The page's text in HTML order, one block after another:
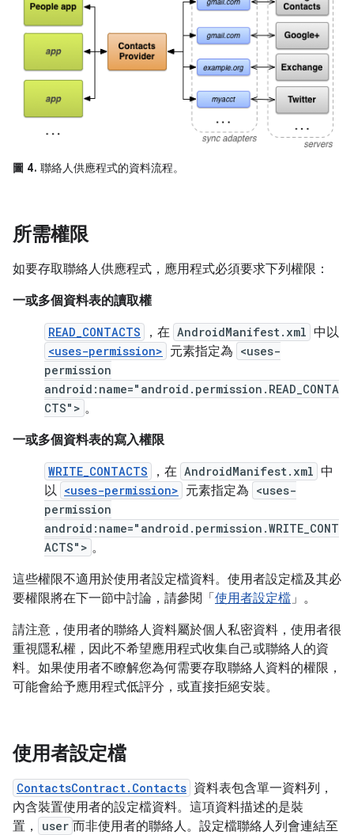
圖 4. 聯絡人供應程式的資料流程。
所需權限
如要存取聯絡人供應程式，應用程式必須要求下列權限：
一或多個資料表的讀取權
READ_CONTACTS ，在 AndroidManifest.xml 中以
<uses-permission> 元素指定為 <uses-
permission
android:name="android.permission.READ_CONTA
CTS"> 。
一或多個資料表的寫入權限
WRITE_CONTACTS ，在 AndroidManifest.xml 中
以 <uses-permission> 元素指定為 <uses-
permission
android:name="android.permission.WRITE_CONT
ACTS"> 。
這些權限不適用於使用者設定檔資料。使用者設定檔及其必
要權限將在下一節中討論，請參閱「使用者設定檔 」。
請注意，使用者的聯絡人資料屬於個人私密資料，使用者很
重視隱私權，因此不希望應用程式收集自己或聯絡人的資
料。如果使用者不瞭解您為何需要存取聯絡人資料的權限，
可能會給予應用程式低評分，或直接拒絕安裝。
使用者設定檔
ContactsContract.Contacts 資料表包含單一資料列，
內含裝置使用者的設定檔資料。這項資料描述的是裝
置，
user 而非使用者的聯絡人。設定檔聯絡人列會連結至